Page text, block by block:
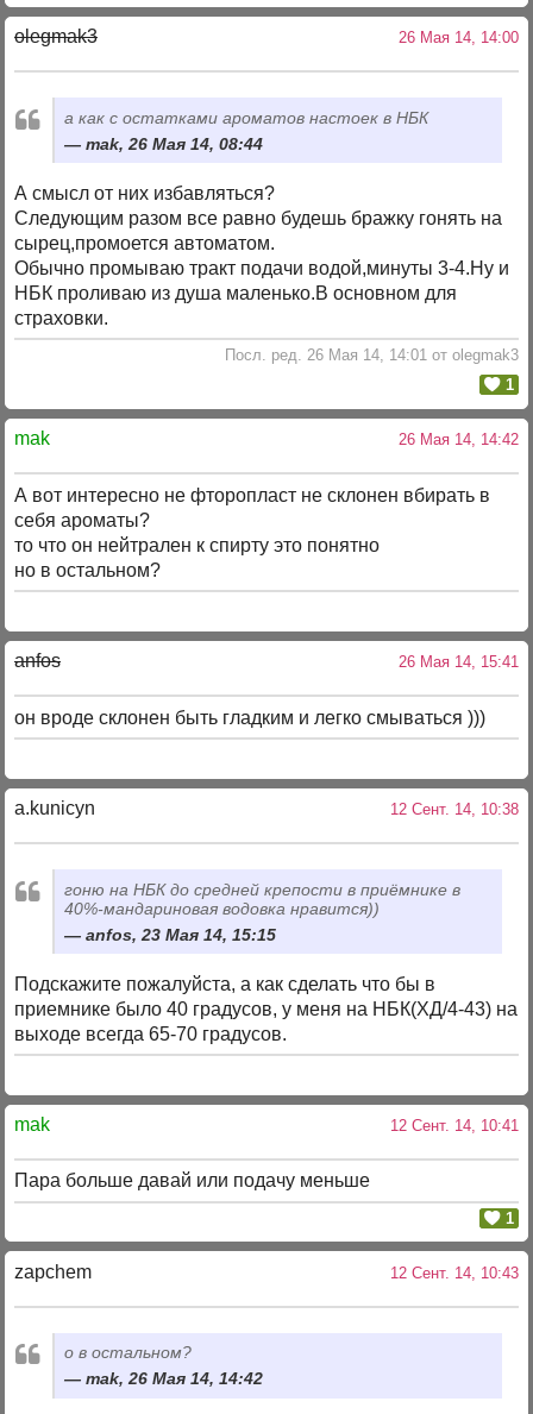
olegmak3 26 Мая 14, 14:00
а как с остатками ароматов настоек в НБК
mak, 26 Мая 14, 08:44
А смысл от них избавляться?
Следующим разом все равно будешь бражку гонять на
сырец,промоется автоматом.
Обычно промываю тракт подачи водой,минуты 3-4.Ну и
НБК проливаю из душа маленько.В основном для
страховки.
Посл. ред. 26 Мая 14, 14:01 от olegmak3
1
mak 26 Мая 14, 14:42
А вот интересно не фторопласт не склонен вбирать в
себя ароматы?
то что он нейтрален к спирту это понятно
но в остальном?
anfos 26 Мая 14, 15:41
он вроде склонен быть гладким и легко смываться )))
a.kunicyn 12 Сент. 14, 10:38
гоню на НБК до средней крепости в приёмнике в
40%-мандариновая водовка нравится))
anfos, 23 Мая 14, 15:15
Подскажите пожалуйста, а как сделать что бы в
приемнике было 40 градусов, у меня на НБК(ХД/4-43) на
выходе всегда 65-70 градусов.
mak 12 Сент. 14, 10:41
Пара больше давай или подачу меньше
1
zapchem 12 Сент. 14, 10:43
о в остальном?
mak, 26 Мая 14, 14:42